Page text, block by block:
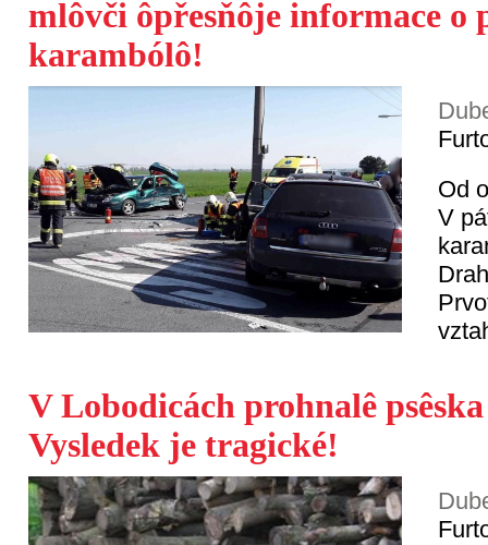
mlôvči ôpřesňôje informace o
karambólô!
Od
V
V Lobodicách prohnalê
Vysledek je tragické!